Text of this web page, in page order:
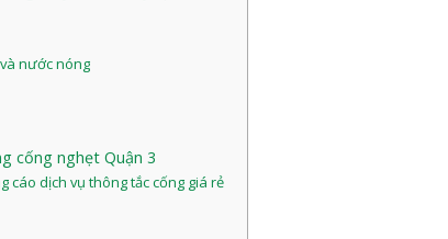
nước nóng
cống nghẹt Quận 3
cáo dịch vụ thông tắc cống giá rẻ